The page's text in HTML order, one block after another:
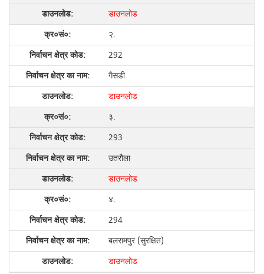
डाउनलोड
२.
292
गैसडी
डाउनलोड
३.
293
उतरौला
डाउनलोड
४.
294
बलरामपुर (सुरक्षित)
डाउनलोड